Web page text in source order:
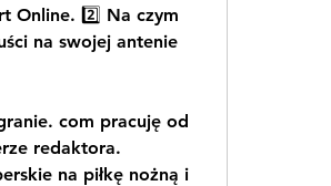
Online. 2️⃣ Na czym
na swojej antenie
com pracuję od
redaktora.
na piłkę nożną i